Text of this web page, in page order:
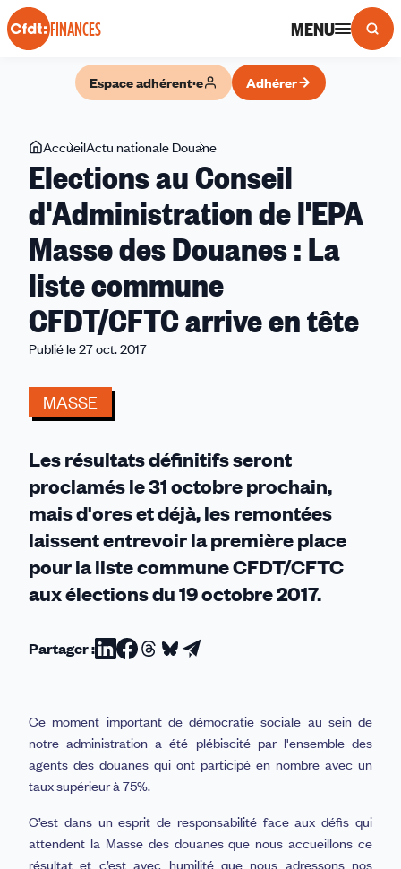
Panneau de gestion des cookies
FINANCES MENU
Espace adhérent·e Adhérer
Vous
êtes
ici
AccueilActu nationale Douane
au
Conseil
d'Administration
de
l'EPA
Masse
des
Douanes
arrive
en
Elections au Conseil
d'Administration de l'EPA
Masse des Douanes : La
liste commune
CFDT/CFTC arrive en tête
Publié le 27 oct. 2017
MASSE
Les résultats définitifs seront
proclamés le 31 octobre prochain,
mais d'ores et déjà, les remontées
laissent entrevoir la première place
pour la liste commune CFDT/CFTC
aux élections du 19 octobre 2017.
Partager :Partager
Linkedin
Partager
Facebook
Partager
Threads
Partager
Bluesky
Partager
email
Ce moment important de démocratie sociale au sein de
notre administration a été plébiscité par l'ensemble des
agents des douanes qui ont participé en nombre avec un
taux supérieur à 75%.
C’est dans un esprit de responsabilité face aux défis qui
attendent la Masse des douanes que nous accueillons ce
résultat et c’est avec humilité que nous adressons nos